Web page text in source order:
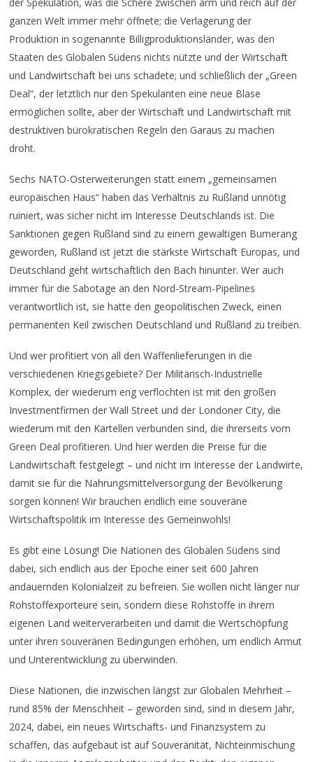
ganzen Welt immer mehr öffnete; die Verlagerung der
Produktion in sogenannte Billigproduktionsländer, was den
Staaten des Globalen Südens nichts nützte und der Wirtschaft
und Landwirtschaft bei uns schadete; und schließlich der „Green
Deal“, der letztlich nur den Spekulanten eine neue Blase
ermöglichen sollte, aber der Wirtschaft und Landwirtschaft mit
destruktiven bürokratischen Regeln den Garaus zu machen
droht.
Sechs NATO-Osterweiterungen statt einem „gemeinsamen
europäischen Haus“ haben das Verhältnis zu Rußland unnötig
ruiniert, was sicher nicht im Interesse Deutschlands ist. Die
Sanktionen gegen Rußland sind zu einem gewaltigen Bumerang
geworden, Rußland ist jetzt die stärkste Wirtschaft Europas, und
Deutschland geht wirtschaftlich den Bach hinunter. Wer auch
immer für die Sabotage an den Nord-Stream-Pipelines
verantwortlich ist, sie hatte den geopolitischen Zweck, einen
permanenten Keil zwischen Deutschland und Rußland zu treiben.
Und wer profitiert von all den Waffenlieferungen in die
verschiedenen Kriegsgebiete? Der Militärisch-Industrielle
Komplex, der wiederum eng verflochten ist mit den großen
Investmentfirmen der Wall Street und der Londoner City, die
wiederum mit den Kartellen verbunden sind, die ihrerseits vom
Green Deal profitieren. Und hier werden die Preise für die
Landwirtschaft festgelegt – und nicht im Interesse der Landwirte,
damit sie für die Nahrungsmittelversorgung der Bevölkerung
sorgen können! Wir brauchen endlich eine souveräne
Wirtschaftspolitik im Interesse des Gemeinwohls!
Es gibt eine Lösung! Die Nationen des Globalen Südens sind
dabei, sich endlich aus der Epoche einer seit 600 Jahren
andauernden Kolonialzeit zu befreien. Sie wollen nicht länger nur
Rohstoffexporteure sein, sondern diese Rohstoffe in ihrem
eigenen Land weiterverarbeiten und damit die Wertschöpfung
unter ihren souveränen Bedingungen erhöhen, um endlich Armut
und Unterentwicklung zu überwinden.
Diese Nationen, die inzwischen längst zur Globalen Mehrheit –
rund 85% der Menschheit – geworden sind, sind in diesem Jahr,
2024, dabei, ein neues Wirtschafts- und Finanzsystem zu
schaffen, das aufgebaut ist auf Souveränität, Nichteinmischung